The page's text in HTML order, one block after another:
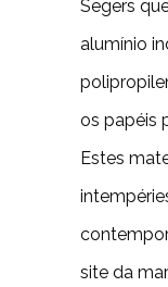
Segers
alumínio
os papéis
Estes
site da